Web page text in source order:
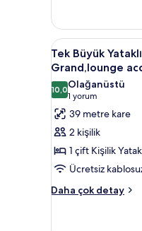
fotoğrafları
görün
Oda,
Sigara
İçilmez
(Main
Building,
JULY,2025
Renewal)
hakkında
daha
fazla
detay
Tek
Büyük
Yataklı
Oda,
Sigara
İçilmez
(Grand
in
Grand,lounge
access)
7
Tek Büyük
Grand,lounge
10,010,0 / 10
Olağanüstü
1 yorum
(1
yorum)
39 metre kare
2 kişilik
1 çift Kişilik Yatak
Ücretsiz
Daha çok detay
Tek